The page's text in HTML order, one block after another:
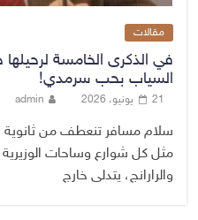
مقالات
في الذكرى الخامسة
السياب بحب سرمدي!
21 يونيو، 2026 admin
سلام مسافر تنعطف من ثانوية
مثل كل شوارع وساحات
والرارانج، يتدلى خارج